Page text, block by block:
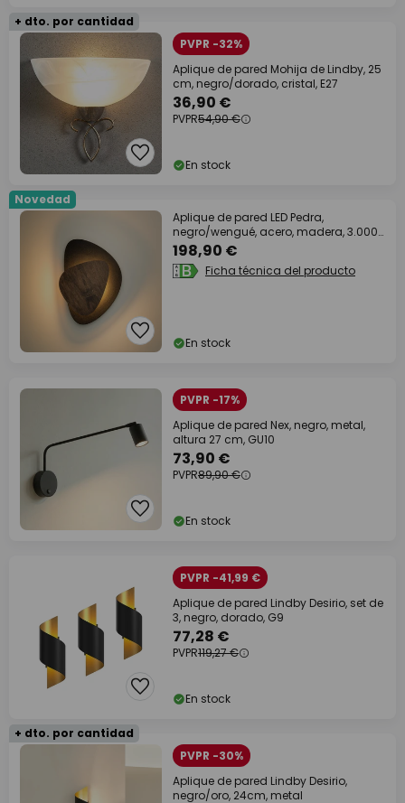
+ dto. por cantidad
PVPR -32%
Aplique de pared Mohija de Lindby, 25
cm, negro/dorado, cristal, E27
36,90 €
PVPR54,90 €
En stock
Novedad
Aplique de pared LED Pedra,
negro/wengué, acero, madera, 3.000
K
198,90 €
Ficha técnica del producto
En stock
PVPR -17%
Aplique de pared Nex, negro, metal,
altura 27 cm, GU10
73,90 €
PVPR89,90 €
En stock
PVPR -41,99 €
Aplique de pared Lindby Desirio, set de
3, negro, dorado, G9
77,28 €
PVPR119,27 €
En stock
+ dto. por cantidad
PVPR -30%
Aplique de pared Lindby Desirio,
negro/oro, 24cm, metal